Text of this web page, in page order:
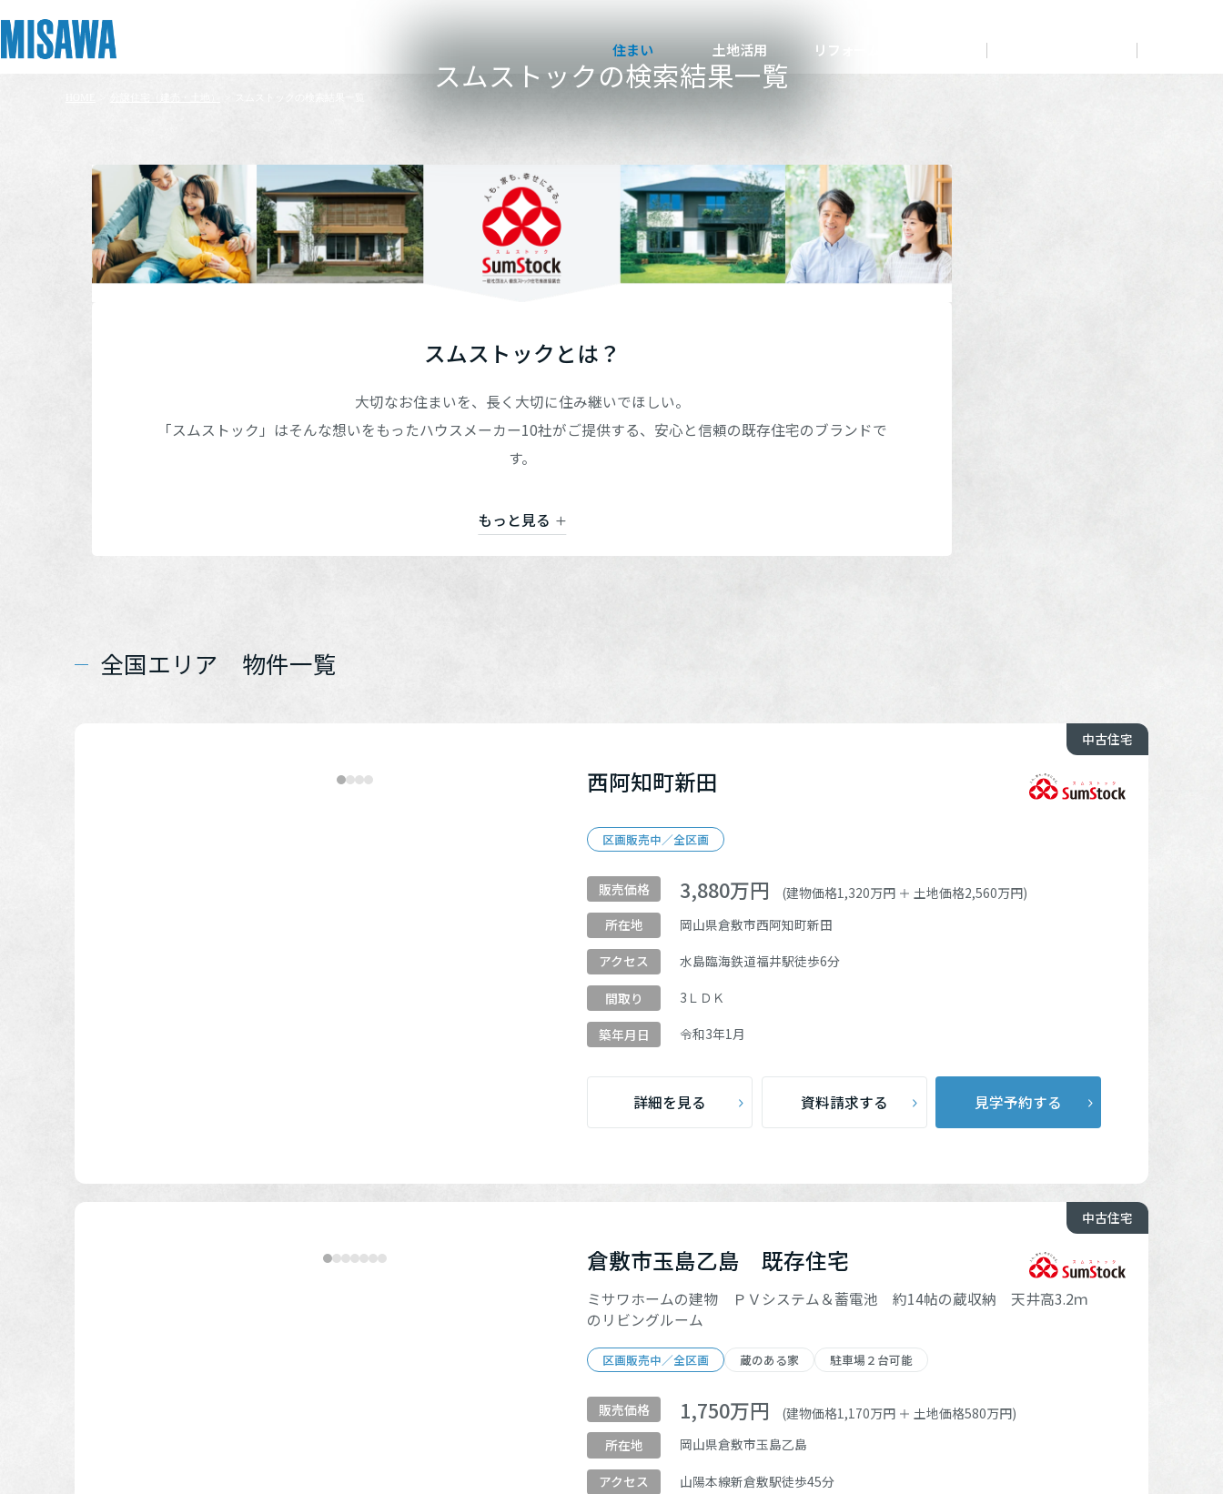
住まい
建てる [注文住宅]
商品ラインアップ
デザイン
インテリア
買う
分譲住宅（建売・土地）検索
中古住宅検索
分譲マンション検索
売る [MISAWA RELAY]
住まいの売却
これから住まいをご検討の方
多彩な動画やこだわりが詰まった建築実例、注目の最新情
報など、住まいづくりを楽しく学べるデジタルラウンジで
す。
土地活用
個人のお客さま
賃貸住宅
賃貸併用住宅
法人のお客さま
企業不動産活用（CRE）戦略
社宅建築
これから土地活用・賃貸経営をご検討の方
土地活用の基礎から長期安定経営を目指すオーナー様ま
で、賃貸経営に役立つ多彩な情報を幅広くお届けします。
ホームラウンジ 土地活用・賃貸経営
リフォーム
戸建て・マンション
ミサワリフォームとは
リフォームの流れ
事業用
事業用リノベーション
ホテル・旅館リフォーム
これからリフォームをご検討の方
実例動画や基礎知識、収納の工夫など、理想の住まいを叶
えるリフォームの具体策とアイデアを豊富にご用意してい
ます。
複合開発・投資開発
複合開発事業（ASMACI-アスマチ-）
再開発・官民連携事業
事業用売買
事業用地・事業用建物
分譲用地
すべてのフィールドに新しい価値をデザインし、持続可能
な未来志向のまちづくりを実現していきます。
ミサワゼネラルソリューション
サポートメニュー
住まいるりんぐ（ロングサポート）
保証制度
ご相談窓口
お客様センター
ミサワホームオーナーさま・リフォーム工事ご契約者さま
とミサワホームを結ぶコミュニケーションサイト。お得・
便利・安心なコンテンツや、ミサワホームからの大切なお
企業・IR
ニュース
MISAWAについて
環境活動
採用情報
新卒者採用
中途採用
ウエルネス事業
海外事業
スムストックの検索結果一覧
スムストックとは？
大切なお住まいを、 長く大切に住み継いでほしい。
「スムストック」はそんな想いをもったハウスメーカー10社がご提供する、 安心と信頼の既存住宅のブランドで
す。
もっと見る
全国エリア 物件一覧
中古住宅
西阿知町新田
区画販売中／全区画
販売価格 3,880万円 (建物価格1,320万円 ＋ 土地価格2,560万円)
所在地
岡山県倉敷市西阿知町新田
アクセス 水島臨海鉄道福井駅徒歩6分
間取り 3ＬＤＫ
築年月日 令和3年1月
詳細を見る 資料請求する 見学予約する
中古住宅
倉敷市玉島乙島 既存住宅
ミサワホームの建物 ＰＶシステム＆蓄電池 約14帖の蔵収納 天井高3.2ｍ
のリビングルーム
区画販売中／全区画 蔵のある家 駐車場２台可能
販売価格 1,750万円 (建物価格1,170万円 ＋ 土地価格580万円)
所在地
岡山県倉敷市玉島乙島
アクセス 山陽本線新倉敷駅徒歩45分
エリアを選択
北海道エリア
関東エリア
中国エリア
九州エリア
全国エリアに戻る